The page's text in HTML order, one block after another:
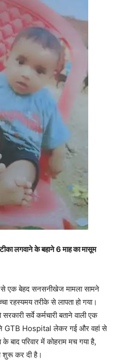
लगवाने के बहाने 6 माह का मासूम
से एक बेहद सनसनीखेज मामला सामने
रहस्यमय तरीके से लापता हो गया।
सर्वे कर्मचारी बताने वाली एक
GTB Hospital लेकर गई और वहां से
बाद परिवार में कोहराम मच गया है,
शुरू कर दी है।